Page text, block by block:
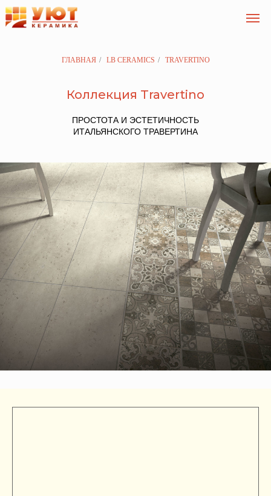
ГЛАВНАЯ / LB CERAMICS / TRAVERTINO
Коллекция Travertino
ПРОСТОТА И ЭСТЕТИЧНОСТЬ
ИТАЛЬЯНСКОГО ТРАВЕРТИНА